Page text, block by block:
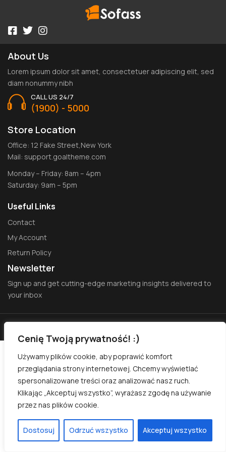
Cenię Twoją prywatność! :)
Używamy plików cookie, aby poprawić komfort
przeglądania strony internetowej. Chcemy wyświetlać
spersonalizowane treści oraz analizować nasz ruch.
Klikając „Akceptuj wszystko”, wyrażasz zgodę na używanie
przez nas plików cookie.
Dostosuj Odrzuć wszystko Akceptuj wszystko
About Us
Lorem ipsum dolor sit amet, consectetuer adipiscing elit, sed
diam nonummy nibh
CALL US 24/7
(1900) - 5000
Store Location
Office: 12 Fake Street,New York
Mail: support.goaltheme.com
Monday – Friday: 8am – 4pm
Saturday: 9am – 5pm
Useful Links
Contact
My Account
Return Policy
Newsletter
Sign up and get cutting-edge marketing insights delivered to
your inbox